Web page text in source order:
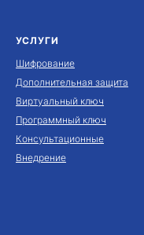
УСЛУГИ
Шифрование
Дополнительная защита
Виртуальный ключ
Программный ключ
Консультационные
Внедрение